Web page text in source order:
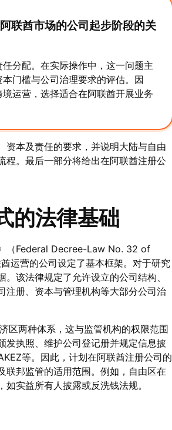
联酋市场的公司起步阶段的关
分配。在实际操作中，这一问题主
门槛与公司治理要求的评估。因
运营，选择适合在阿联酋开展业务
资本及责任的要求，并说明大陆与自由
程。最后一部分将给出在阿联酋注册公
的法律基础
（Federal Decree-Law No. 32 of
运营的公司设定了基本框架。对于研究
该法律规定了允许设立的公司结构、
注册、资本与管理机构等大部分公司治
区两种体系，这与监管机构的权限范围
发执照、维护公司登记册并规定信息披
等。因此，计划在阿联酋注册公司的
联邦监管的适用范围。例如，自由区在
实益所有人披露或反洗钱法规。